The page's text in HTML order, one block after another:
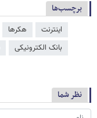
برچسب‌ها
اینترنت هکرها
بانک الکترونیکی
نظر شما